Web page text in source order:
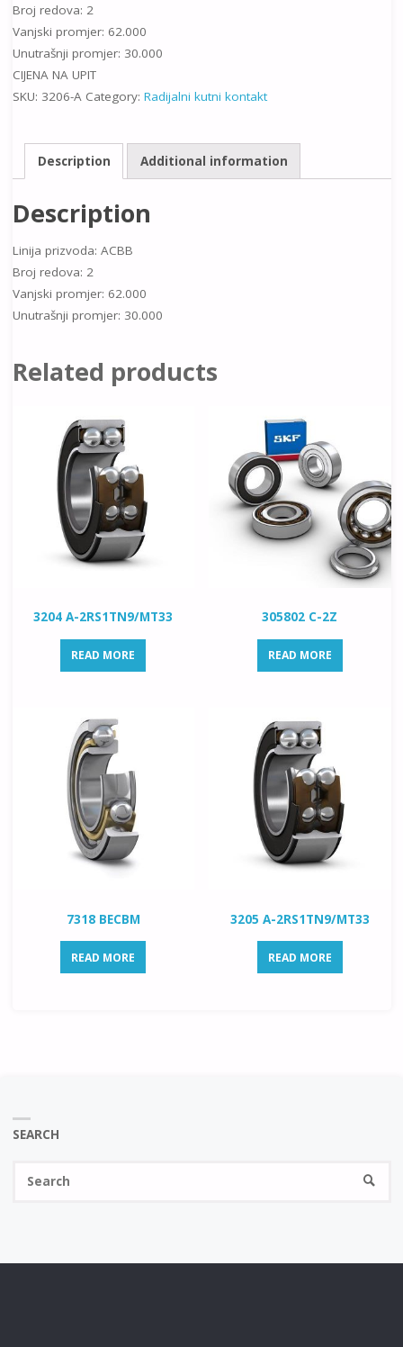
Broj redova: 2
Vanjski promjer: 62.000
Unutrašnji promjer: 30.000
CIJENA NA UPIT
SKU: 3206-A Category: Radijalni kutni kontakt
Description Additional information
Description
Linija prizvoda: ACBB
Broj redova: 2
Vanjski promjer: 62.000
Unutrašnji promjer: 30.000
Related products
3204 A-2RS1TN9/MT33
READ MORE
305802 C-2Z
READ MORE
7318 BECBM
READ MORE
3205 A-2RS1TN9/MT33
READ MORE
SEARCH